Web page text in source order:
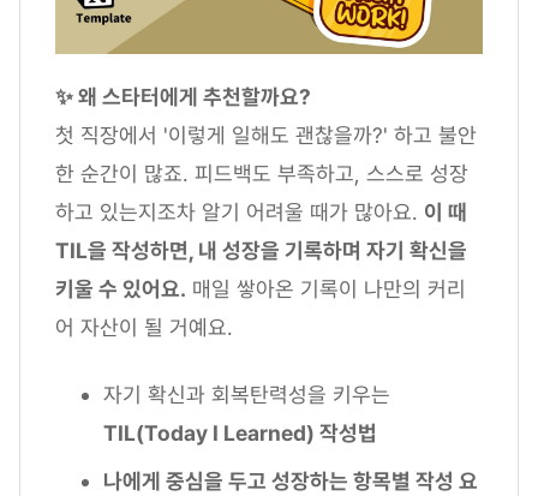
✨ 왜 스타터에게 추천할까요?
첫 직장에서 '이렇게 일해도 괜찮을까?' 하고 불안
한 순간이 많죠. 피드백도 부족하고, 스스로 성장
하고 있는지조차 알기 어려울 때가 많아요. 이 때
TIL을 작성하면, 내 성장을 기록하며 자기 확신을
키울 수 있어요. 매일 쌓아온 기록이 나만의 커리
어 자산이 될 거예요.
자기 확신과 회복탄력성을 키우는
TIL(Today I Learned) 작성법
나에게 중심을 두고 성장하는 항목별 작성 요